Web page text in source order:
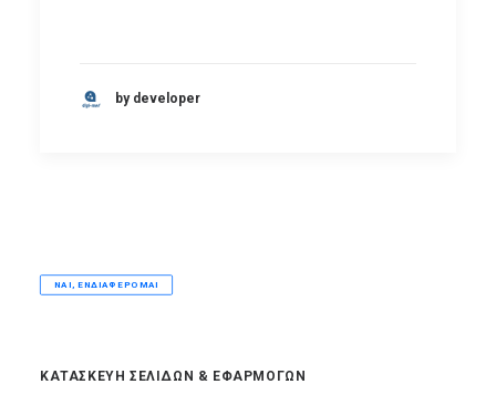
by developer
ΝΑΙ, ΕΝΔΙΑΦΈΡΟΜΑΙ
ΚΑΤΑΣΚΕΥΗ ΣΕΛΙΔΩΝ & ΕΦΑΡΜΟΓΩΝ